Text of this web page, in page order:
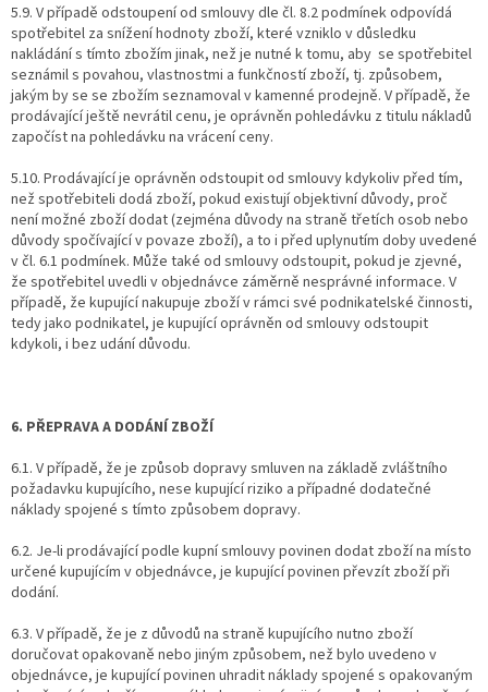
5.9. V případě odstoupení od smlouvy dle čl. 8.2 podmínek odpovídá
spotřebitel za snížení hodnoty zboží, které vzniklo v důsledku
nakládání s tímto zbožím jinak, než je nutné k tomu, aby se spotřebitel
seznámil s povahou, vlastnostmi a funkčností zboží, tj. způsobem,
jakým by se se zbožím seznamoval v kamenné prodejně. V případě, že
prodávající ještě nevrátil cenu, je oprávněn pohledávku z titulu nákladů
započíst na pohledávku na vrácení ceny.
5.10. Prodávající je oprávněn odstoupit od smlouvy kdykoliv před tím,
než spotřebiteli dodá zboží, pokud existují objektivní důvody, proč
není možné zboží dodat (zejména důvody na straně třetích osob nebo
důvody spočívající v povaze zboží), a to i před uplynutím doby uvedené
v čl. 6.1 podmínek. Může také od smlouvy odstoupit, pokud je zjevné,
že spotřebitel uvedli v objednávce záměrně nesprávné informace. V
případě, že kupující nakupuje zboží v rámci své podnikatelské činnosti,
tedy jako podnikatel, je kupující oprávněn od smlouvy odstoupit
kdykoli, i bez udání důvodu.
6. PŘEPRAVA A DODÁNÍ ZBOŽÍ
6.1. V případě, že je způsob dopravy smluven na základě zvláštního
požadavku kupujícího, nese kupující riziko a případné dodatečné
náklady spojené s tímto způsobem dopravy.
6.2. Je-li prodávající podle kupní smlouvy povinen dodat zboží na místo
určené kupujícím v objednávce, je kupující povinen převzít zboží při
dodání.
6.3. V případě, že je z důvodů na straně kupujícího nutno zboží
doručovat opakovaně nebo jiným způsobem, než bylo uvedeno v
objednávce, je kupující povinen uhradit náklady spojené s opakovaným